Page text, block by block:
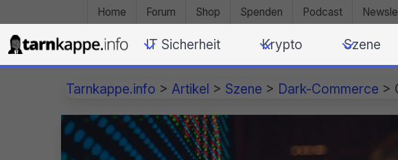
Home Forum Shop Spenden Podcast
IT Sicherheit Krypto Szene
Tarnkappe.info > Artikel > Szene > Dark-Commerce >